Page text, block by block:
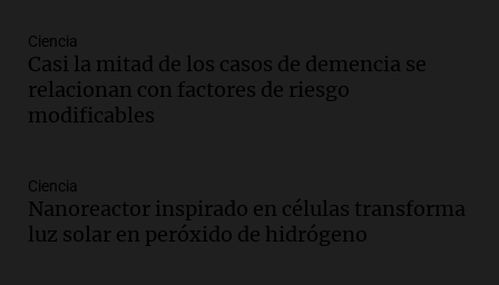
en ludopatía: “Tener el casino en la
mano es muy peligroso”
La Argentina, hoy
Episodios
sobre los parques educativos
Amamos Argentina
Episodios
Ciencia
Casi la mitad de los casos de demencia se
relacionan con factores de riesgo
modificables
Ciencia
Nanoreactor inspirado en células transforma
luz solar en peróxido de hidrógeno